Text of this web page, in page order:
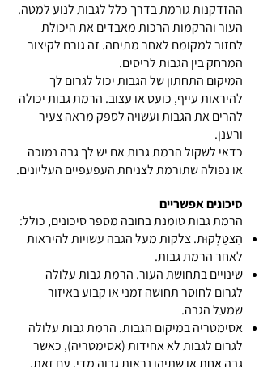
ההזדקנות גורמת בדרך כלל לגבות לנוע למטה.
העור והרקמות הרכות מאבדים את היכולת
לחזור למקומם לאחר מתיחה. זה גורם לקיצור
המרחק בין הגבות לריסים.
המיקום התחתון של הגבות יכול לגרום לך
להיראות עייף, כועס או עצוב. הרמת גבות יכולה
להרים את הגבות ועשויה לספק מראה צעיר
ורענן.
כדאי לשקול הרמת גבות אם יש לך גבה נמוכה
או נפולה שתורמת לצניחת העפעפיים העליונים.
סיכונים אפשריים
הרמת גבות טומנת בחובה מספר סיכונים, כולל:
הִצטַלְקוּת. צלקות מעל הגבה עשויות להיראות
לאחר הרמת גבות.
שינויים בתחושת העור. הרמת גבות עלולה
לגרום לחוסר תחושה זמני או קבוע באיזור
שמעל הגבה.
אסימטריה במיקום הגבות. הרמת גבות עלולה
לגרום לגבות לא אחידות (אסימטריה), כאשר
גבה אחת או שתיהן נראות גבוה מדי. עם זאת,